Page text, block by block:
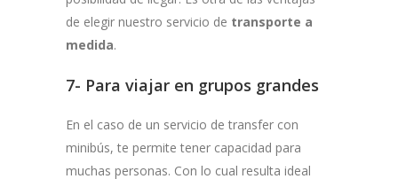
de elegir nuestro servicio de transporte a
medida.
7- Para viajar en grupos grandes
En el caso de un servicio de transfer con
minibús, te permite tener capacidad para
muchas personas. Con lo cual resulta ideal